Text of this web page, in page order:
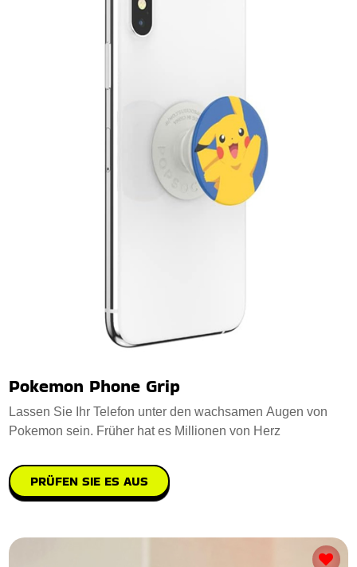
Pokemon Phone Grip
Lassen Sie Ihr Telefon unter den wachsamen Augen von
Pokemon sein. Früher hat es Millionen von Herz
PRÜFEN SIE ES AUS